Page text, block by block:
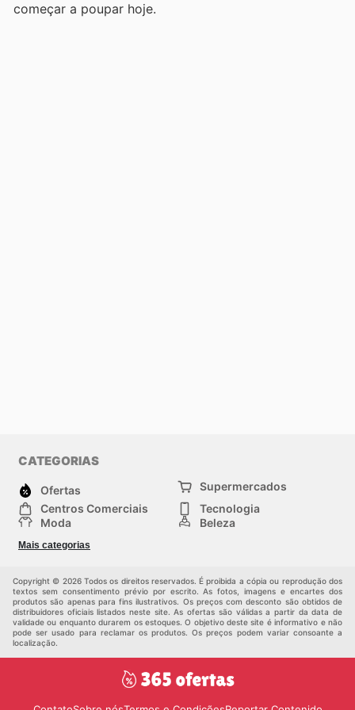
começar a poupar hoje.
CATEGORIAS
Ofertas
Supermercados
Centros Comerciais
Tecnologia
Moda
Beleza
Construção e jardinagem
Mais categorias
Copyright © 2026 Todos os direitos reservados. É proibida a cópia ou reprodução dos
textos sem consentimento prévio por escrito. As fotos, imagens e encartes dos
produtos são apenas para fins ilustrativos. Os preços com desconto são obtidos de
distribuidores oficiais listados neste site. As ofertas são válidas a partir da data de
validade ou enquanto durarem os estoques. O objetivo deste site é informativo e não
pode ser usado para reclamar os produtos. Os preços podem variar consoante a
localização.